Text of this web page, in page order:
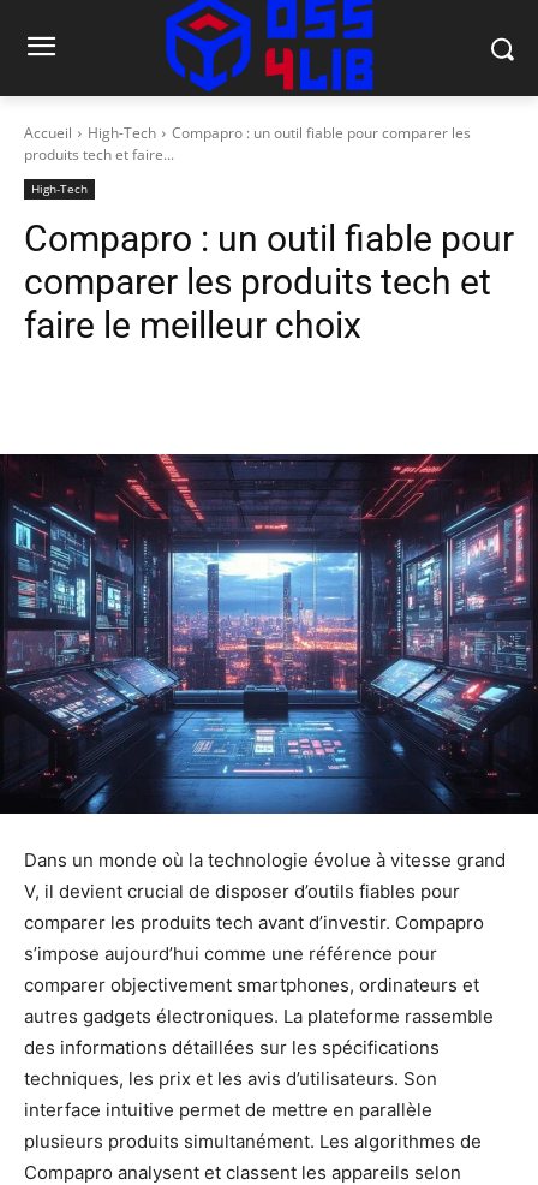
Accueil High-Tech
Compapro : un outil fiable pour comparer les
produits tech et faire...
High-Tech
Compapro : un outil fiable pour
comparer les produits tech et
faire le meilleur choix
Dans un monde où la technologie évolue à vitesse grand
V, il devient crucial de disposer d’outils fiables pour
comparer les produits tech avant d’investir. Compapro
s’impose aujourd’hui comme une référence pour
comparer objectivement smartphones, ordinateurs et
autres gadgets électroniques. La plateforme rassemble
des informations détaillées sur les spécifications
techniques, les prix et les avis d’utilisateurs. Son
interface intuitive permet de mettre en parallèle
plusieurs produits simultanément. Les algorithmes de
Compapro analysent et classent les appareils selon